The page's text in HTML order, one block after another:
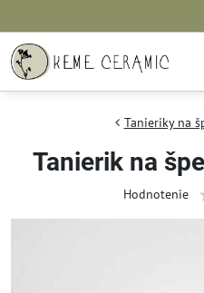
Tanieriky na
Tanierik na
Hodnotenie